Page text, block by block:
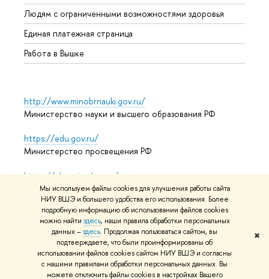
Мы используем файлы cookies для улучшения работы сайта
НИУ ВШЭ и большего удобства его использования. Более
подробную информацию об использовании файлов cookies
можно найти здесь, наши правила обработки персональных
данных –здесь. Продолжая пользоваться сайтом, вы
подтверждаете, что были проинформированы об
использовании файлов cookies сайтом НИУ ВШЭ и согласны
с нашими правилами обработки персональных данных. Вы
можете отключить файлы cookies в настройках Вашего
✖
Людям с ограниченными возможностями здоровья
Единая платежная страница
Работа в Вышке
http://www.minobrnauki.gov.ru/
Министерство науки и высшего образования РФ
https://edu.gov.ru/
Министерство просвещения РФ
https://elearning.hse.ru/mooc
Массовые открытые онлайн-курсы
© НИУ ВШЭ 1993–2026 Адреса и контактыУсловия
использования материаловПолитика конфиденциальности
Карта сайта